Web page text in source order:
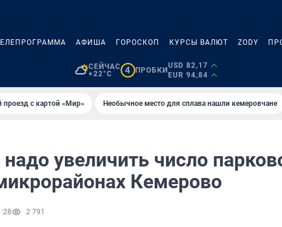
АФИША ГОРОСКОП КУРСЫ ВАЛЮТ ZODY
СЕЙЧАС
+22°C
4 ПРОБКИ
USD 82,17
EUR 94,84
проезд с картой «Мир» Необычное место для сплава нашли кемеровчане
надо увеличить число
Кемерово
2 791